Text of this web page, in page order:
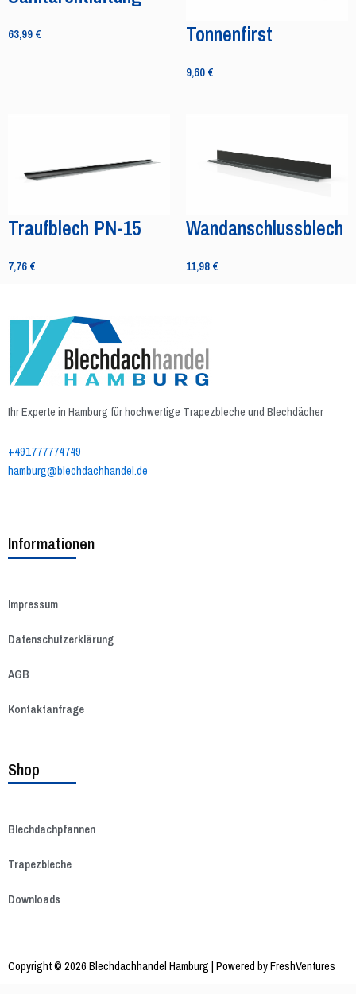
63,99 € Tonnenfirst
9,60 €
Traufblech PN-15
7,76 €
Wandanschlussblech
11,98 €
Ihr Experte in Hamburg für hochwertige Trapezbleche und Blechdächer
+491777774749
hamburg@blechdachhandel.de
Informationen
Impressum
Datenschutzerklärung
AGB
Kontaktanfrage
Shop
Blechdachpfannen
Trapezbleche
Downloads
Copyright © 2026 Blechdachhandel Hamburg | Powered byFreshVentures